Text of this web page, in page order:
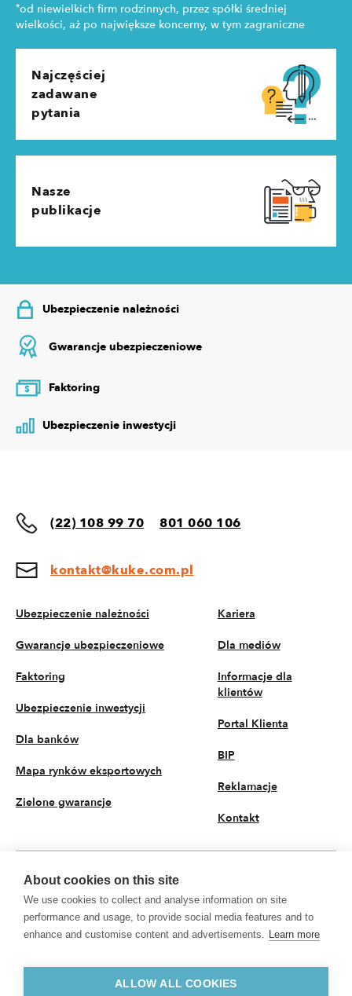
*od niewielkich firm rodzinnych, przez spółki średniej
wielkości, aż po największe koncerny, w tym zagraniczne
Najczęściej
zadawane
pytania
Nasze
publikacje
Ubezpieczenie należności
Gwarancje ubezpieczeniowe
$ Faktoring
Ubezpieczenie inwestycji
(22) 108 99 70 801 060 106
kontakt@kuke.com.pl
Ubezpieczenie należności
Gwarancje ubezpieczeniowe
Faktoring
Ubezpieczenie inwestycji
Dla banków
Mapa rynków eksportowych
Zielone gwarancje
Kariera
Dla mediów
Informacje dla
klientów
Portal Klienta
BIP
Reklamacje
Kontakt
© 2026 KUKE S.A. Wszystkie prawa zastrzeżone
Polityka prywatności
Przetwarzanie danych osobowych
KUKE S.A. z siedzibą przy ul. Kruczej 50, 00-025 Warszawa, Sąd Rejonowy dla
m.st. Warszawy w Warszawie, XII Wydział Gospodarczy Krajowego Rejestru
PL
About cookies on this site
We use cookies to collect and analyse information on site
performance and usage, to provide social media features and to
enhance and customise content and advertisements. Learn more
ALLOW ALL COOKIES